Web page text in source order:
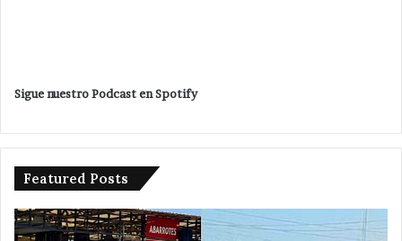
Sigue nuestro Podcast en Spotify
Featured Posts
Avanza
investigación